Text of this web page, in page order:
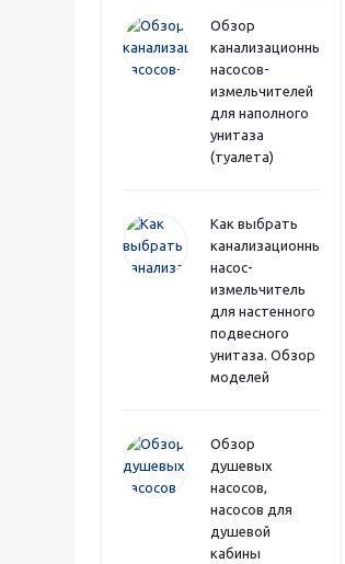
Обзор
канализационных
насосов-
измельчителей
для наполного
унитаза
(туалета)
Как выбрать
канализационный
насос-
измельчитель
для настенного
подвесного
унитаза. Обзор
моделей
Обзор
душевых
насосов,
насосов для
душевой
кабины